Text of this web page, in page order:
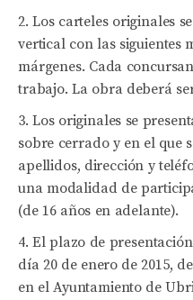
Los carteles originales
vertical con las siguientes
márgenes. Cada
trabajo. La obra deberá
Los originales se
sobre cerrado y en el que
apellidos, dirección y
una modalidad de
(de 16 años en adelante).
El plazo de
día 20 de enero de 2015,
en el Ayuntamiento de